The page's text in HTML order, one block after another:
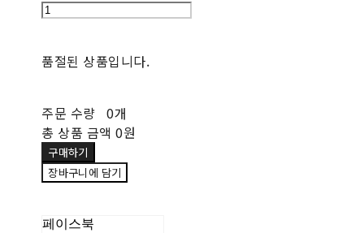
품절된 상품입니다.
주문 수량 0개
총 상품 금액 0원
구매하기
장바구니에 담기
페이스북